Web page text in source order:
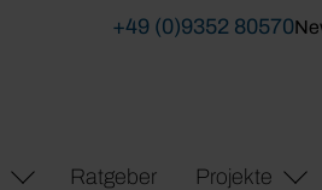
+49 (0)9352 80570
Ratgeber Projekte